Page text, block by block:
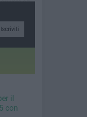
ad
Iscriviti
il
con